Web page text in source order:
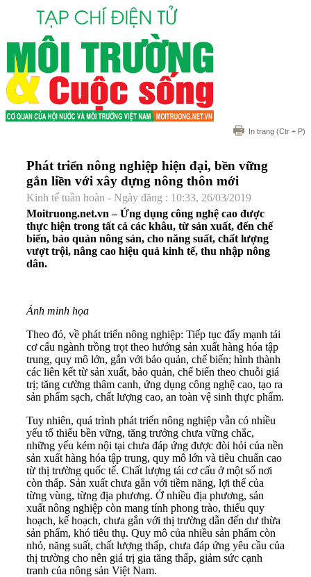
In trang (Ctr + P)
Phát triển nông nghiệp hiện đại, bền vững
gắn liền với xây dựng nông thôn mới
Kinh tế tuần hoàn - Ngày đăng : 10:33, 26/03/2019
Moitruong.net.vn – Ứng dụng công nghệ cao được
thực hiện trong tất cả các khâu, từ sản xuất, đến chế
biến, bảo quản nông sản, cho năng suất, chất lượng
vượt trội, nâng cao hiệu quả kinh tế, thu nhập nông
dân.
Ảnh minh họa
Theo đó, về phát triển nông nghiệp: Tiếp tục đẩy mạnh tái
cơ cấu ngành trồng trọt theo hướng sản xuất hàng hóa tập
trung, quy mô lớn, gắn với bảo quản, chế biến; hình thành
các liên kết từ sản xuất, bảo quản, chế biến theo chuỗi giá
trị; tăng cường thâm canh, ứng dụng công nghệ cao, tạo ra
sản phẩm sạch, chất lượng cao, an toàn vệ sinh thực phẩm.
Tuy nhiên, quá trình phát triển nông nghiệp vẫn có nhiều
yếu tố thiếu bền vững, tăng trưởng chưa vững chắc,
những yếu kém nội tại chưa đáp ứng được đòi hỏi của nền
sản xuất hàng hóa tập trung, quy mô lớn và tiêu chuẩn cao
từ thị trường quốc tế. Chất lượng tái cơ cấu ở một số nơi
còn thấp. Sản xuất chưa gắn với tiềm năng, lợi thế của
từng vùng, từng địa phương. Ở nhiều địa phương, sản
xuất nông nghiệp còn mang tính phong trào, thiếu quy
hoạch, kế hoạch, chưa gắn với thị trường dẫn đến dư thừa
sản phẩm, khó tiêu thụ. Quy mô của nhiều sản phẩm còn
nhỏ, năng suất, chất lượng thấp, chưa đáp ứng yêu cầu của
thị trường cho nên giá trị gia tăng thấp, giảm sức cạnh
tranh của nông sản Việt Nam.